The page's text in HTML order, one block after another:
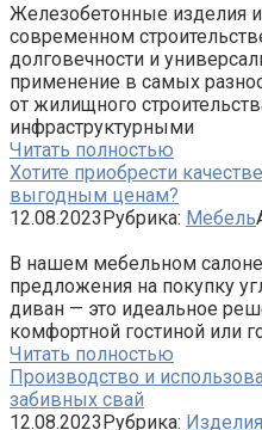
Железобетонные изделия
современном
долговечности и
применение в самых
от жилищного
инфраструктурными
Читать полностью
Хотите приобрести
выгодным ценам?
12.08.2023Рубрика: Мебель
В нашем мебельном
предложения на покупку
диван — это идеальное
комфортной гостиной или
Читать полностью
Производство и
забивных свай
12.08.2023Рубрика: